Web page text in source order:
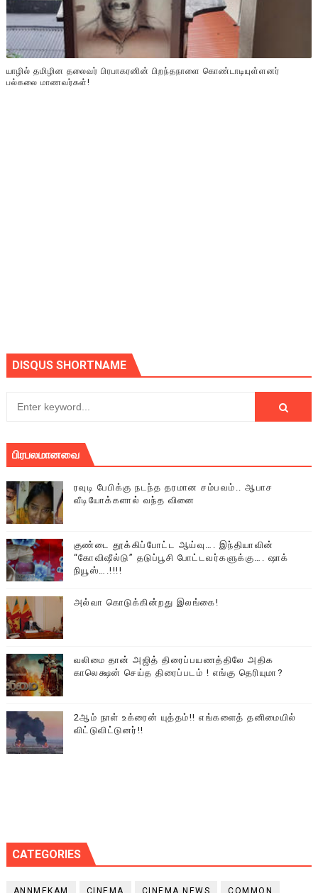
யாழில் தமிழின தலைவர் பிரபாகரனின் பிறந்தநாளை கொண்டாடியுள்ளனர்
பல்கலை மாணவர்கள்!
DISQUS SHORTNAME
பிரபலமானவை
ரவுடி பேபிக்கு நடந்த தரமான சம்பவம்.. ஆபாச
வீடியோக்களால் வந்த வினை
குண்டை தூக்கிப்போட்ட ஆய்வு…. இந்தியாவின்
“கோவிஷீல்டு” தடுப்பூசி போட்டவர்களுக்கு…. ஷாக்
நியூஸ்….!!!!
அல்வா கொடுக்கின்றது இலங்கை!
வலிமை தான் அஜித் திரைப்பயணத்திலே அதிக
காலெக்ஷன் செய்த திரைப்படம் ! எங்கு தெரியுமா?
2ஆம் நாள் உக்ரைன் யுத்தம்!! எங்களைத் தனிமையில்
விட்டுவிட்டுனர்!!
CATEGORIES
ANNMEKAM CINEMA CINEMA NEWS COMMON